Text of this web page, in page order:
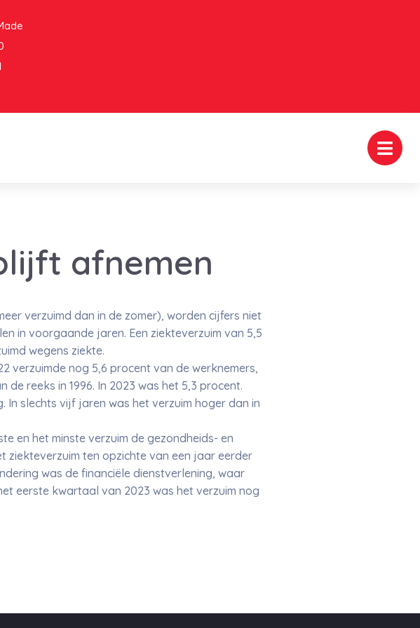
afnemen
verzuimd dan in de zomer), worden cijfers niet
in voorgaande jaren. Een ziekteverzuim van 5,5
wegens ziekte.
verzuimde nog 5,6 procent van de werknemers,
reeks in 1996. In 2023 was het 5,3 procent.
slechts vijf jaren was het verzuim hoger dan in
en het minste verzuim de gezondheids- en
ziekteverzuim ten opzichte van een jaar eerder
was de financiële dienstverlening, waar
eerste kwartaal van 2023 was het verzuim nog